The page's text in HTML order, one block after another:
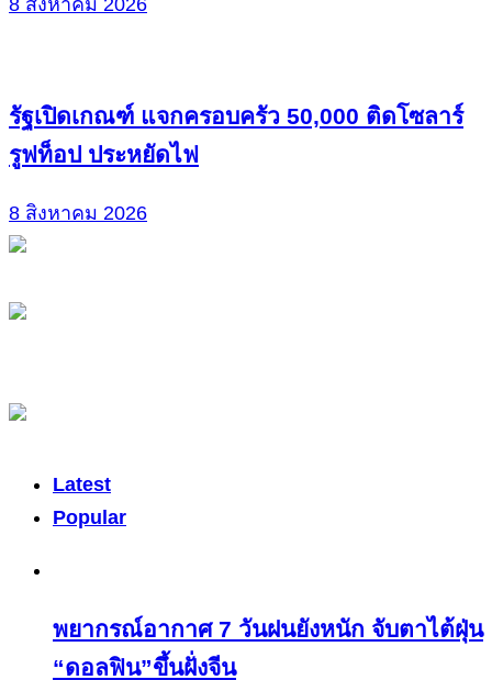
8 สิงหาคม 2026
รัฐเปิดเกณฑ์ แจกครอบครัว 50,000 ติดโซลาร์
รูฟท็อป ประหยัดไฟ
8 สิงหาคม 2026
Latest
Popular
พยากรณ์อากาศ 7 วันฝนยังหนัก จับตาไต้ฝุ่น
“ดอลฟิน”ขึ้นฝั่งจีน